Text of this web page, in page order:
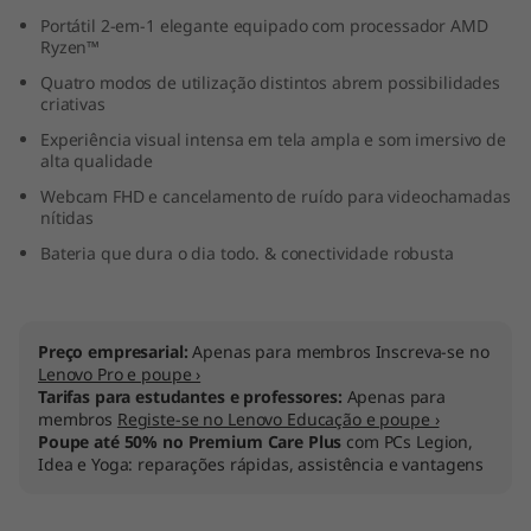
D
Portátil 2-em-1 elegante equipado com processador AMD
Ryzen™
Quatro modos de utilização distintos abrem possibilidades
criativas
Experiência visual intensa em tela ampla e som imersivo de
alta qualidade
Webcam FHD e cancelamento de ruído para videochamadas
nítidas
Bateria que dura o dia todo. & conectividade robusta
Preço empresarial:Apenas para membros Inscreva-se no
Lenovo Pro e poupe ›
Tarifas para estudantes e professores: Apenas para
membros Registe-se no Lenovo Educação e poupe ›
Poupe até 50% no Premium Care Plus com PCs Legion,
Idea e Yoga: reparações rápidas, assistência e vantagens